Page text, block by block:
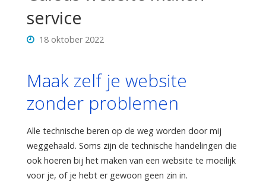
service
18 oktober 2022
Maak zelf je website
zonder problemen
Alle technische beren op de weg worden door mij
weggehaald. Soms zijn de technische handelingen die
ook hoeren bij het maken van een website te moeilijk
voor je, of je hebt er gewoon geen zin in.